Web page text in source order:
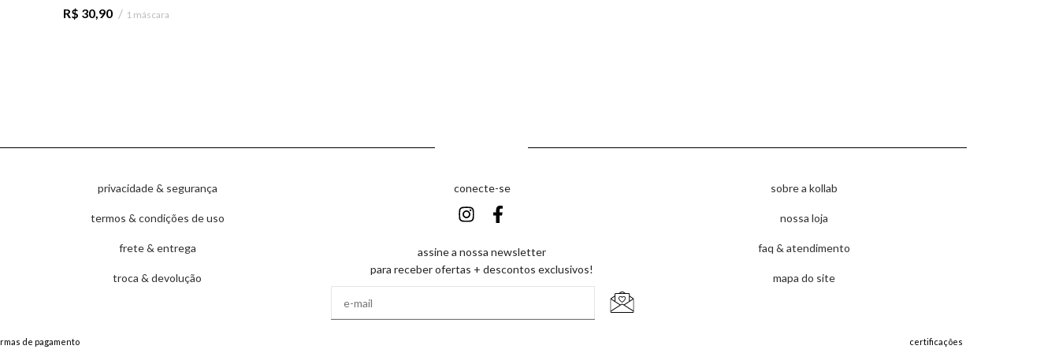
R$ 30,90 1 máscara
privacidade & segurança
termos & condições de uso
frete & entrega
troca & devolução
conecte-se
assine a nossa newsletter
para receber ofertas + descontos exclusivos!
sobre a kollab
nossa loja
faq & atendimento
mapa do site
de pagamento certificações